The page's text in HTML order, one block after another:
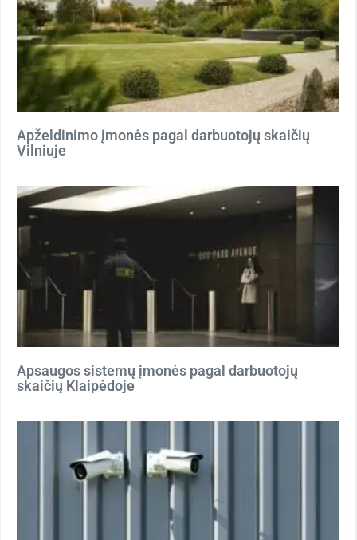
Apželdinimo įmonės pagal darbuotojų skaičių
Vilniuje
Apsaugos sistemų įmonės pagal darbuotojų
skaičių Klaipėdoje